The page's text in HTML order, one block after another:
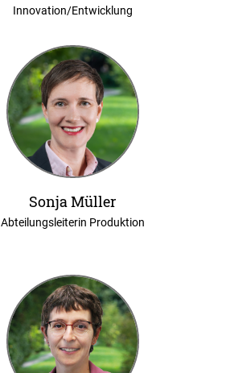
Innovation/Entwicklung
Sonja Müller
Abteilungsleiterin Produktion